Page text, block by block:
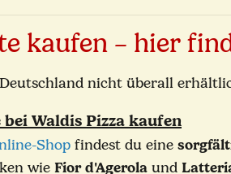
kaufen – hier
nicht überall
Waldis Pizza kaufen
Shop findest du eine
wie Fior d'Agerola und